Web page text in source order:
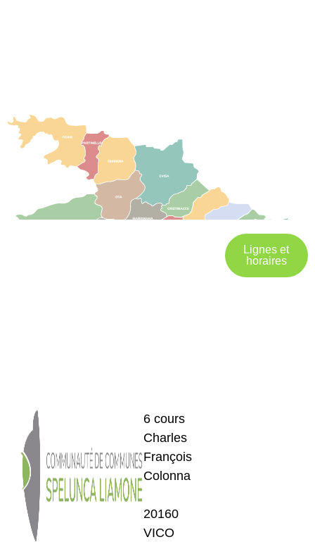
Lignes et
horaires
6 cours
Charles
François
Colonna
20160
VICO